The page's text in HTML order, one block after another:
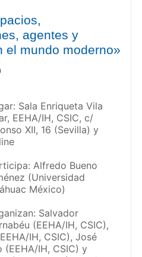
agentes y
el mundo moderno»
Sala Enriqueta Vila
EEHA/IH, CSIC, c/
XII, 16 (Sevilla) y
Alfredo Bueno
(Universidad
México)
Salvador
(EEHA/IH, CSIC),
IH, CSIC), José
(EEHA/IH, CSIC) y